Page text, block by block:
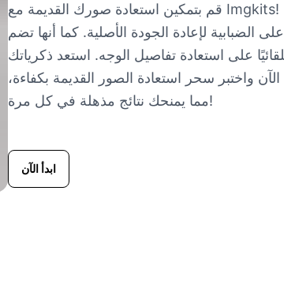
قم بتمكين استعادة صورك القديمة مع Imgkits! تكنولوجيا الذكاء الاصطناعي لدينا
لإعادة الجودة الأصلية. كما أنها تضم
على استعادة تفاصيل الوجه. استعد ذكرياتك
واختبر سحر استعادة الصور القديمة بكفاءة،
مما يمنحك نتائج مذهلة في كل مرة!
ابدأ الآن